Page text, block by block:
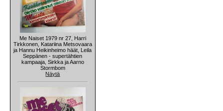
Me Naiset 1979 nr 27, Harri
Tirkkonen, Katariina Metsovaara
ja Hannu Heikinheimo häät, Leila
Seppänen - supertähtien
kampaaja, Sirkka ja Aarno
Stormbom
Näytä